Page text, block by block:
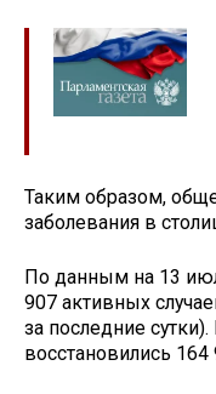
Таким образом,
заболевания в
По данным на 13
907 активных
за последние
восстановились 164